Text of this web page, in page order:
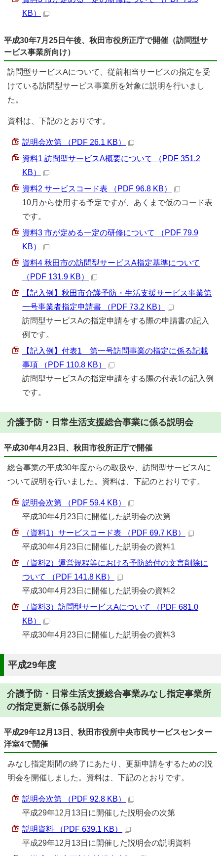
KB）
平成30年7月25日午後、秋田市役所正庁で開催（訪問型サ
ービス事業所向け）
訪問型サービスAについて、従前相当サービスの指定を受
けている訪問型サービス事業所を対象に説明を行いまし
た。
資料は、下記のとおりです。
説明会次第 （PDF 26.1 KB）
資料1 訪問型サービスA概要について （PDF 351.2
KB）
資料2 サービスコード表 （PDF 96.8 KB）
10月から使用する予定ですが、あくまで仮のコード表
です。
資料3 市が定める一定の研修について （PDF 79.9
KB）
資料4 秋田市の訪問型サービスA指定基準について
（PDF 131.9 KB）
【記入例】秋田市介護予防・生活支援サービス事業第
一号事業者指定申請書 （PDF 73.2 KB）
訪問型サービスAの指定申請をする際の申請書の記入
例です。
【記入例】付表1 第一号訪問事業の指定に係る記載
事項 （PDF 110.8 KB）
訪問型サービスAの指定申請をする際の付表1の記入例
です。
介護予防・日常生活支援総合事業に係る説明会
平成30年4月23日、秋田市役所正庁で開催
総合事業の平成30年度からの取扱や、訪問型サービスAに
ついて説明を行いました。資料は、下記のとおりです。
説明会次第 （PDF 59.4 KB）
平成30年4月23日に開催した説明会の次第
（資料1）サービスコード表 （PDF 69.7 KB）
平成30年4月23日に開催した説明会の資料1
（資料2）運営規程等における予防給付の文言削除に
ついて （PDF 141.8 KB）
平成30年4月23日に開催した説明会の資料2
（資料3）訪問型サービスAについて （PDF 681.0
KB）
平成30年4月23日に開催した説明会の資料3
平成29年度
介護予防・日常生活支援総合事業みなし指定事業所
の指定更新に係る説明会
平成29年12月13日、秋田市役所中央市民サービスセンター
洋室4で開催
みなし指定期間の終了にあたり、更新申請をするための説
明会を開催しました。資料は、下記のとおりです。
説明会次第 （PDF 92.8 KB）
平成29年12月13日に開催した説明会の次第
説明資料 （PDF 639.1 KB）
平成29年12月13日に開催した説明会の説明資料